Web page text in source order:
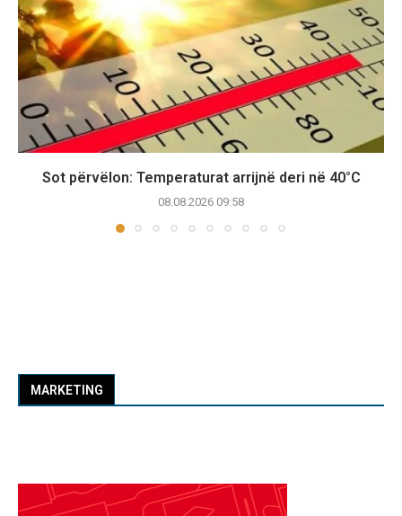
Sot përvëlon: Temperaturat arrijnë deri në 40°C
08.08.2026 09:58
MARKETING